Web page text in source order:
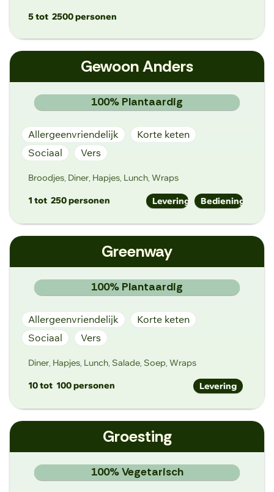
5 tot 2500 personen
www.djar.fit
Industriepark Drongen 15B, 9031 Drongen
Gewoon Anders
100% Plantaardig
Allergeenvriendelijk
Korte keten
Sociaal
Vers
Broodjes Diner Hapjes Lunch Wraps
1 tot 250 personen Bediening
Levering
https://gewoonpuntanders.be/
Mimosastraat 152, 9000 Gent
Greenway
100% Plantaardig
Allergeenvriendelijk
Korte keten
Sociaal
Vers
Diner Hapjes Lunch Salade Soep Wraps
10 tot 100 personen Levering
https://greenway.be/restaurant/
Nederkouter 42, 9000 Gent
Groesting
100% Vegetarisch